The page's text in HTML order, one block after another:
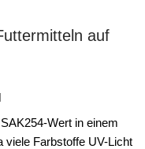
auf
Wert in einem
viele Farbstoffe UV-Licht